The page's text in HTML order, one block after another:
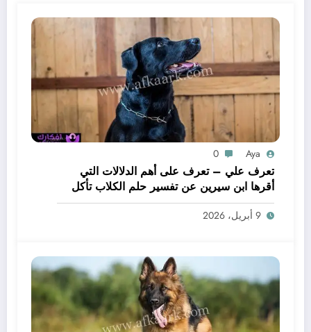
Aya
0
تعرف علي – تعرف على أهم الدلالات التي
أقرها ابن سيرين عن تفسير حلم الكلاب تأكل
لحم – بالتفصيل
9 أبريل، 2026